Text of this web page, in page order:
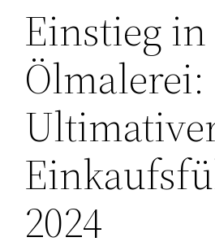
Einstieg
Ölmalerei:
2024